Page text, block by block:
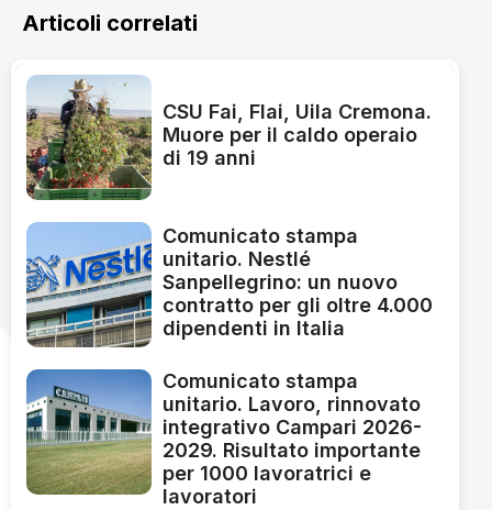
Articoli correlati
CSU Fai, Flai, Uila Cremona.
Muore per il caldo operaio
di 19 anni
Comunicato stampa
unitario. Nestlé
Sanpellegrino: un nuovo
contratto per gli oltre 4.000
dipendenti in Italia
Comunicato stampa
unitario. Lavoro, rinnovato
integrativo Campari 2026-
2029. Risultato importante
per 1000 lavoratrici e
lavoratori